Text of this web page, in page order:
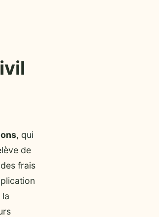
, qui
de
frais
la